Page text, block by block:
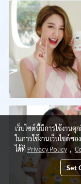
เว็บไซต์นี้มีการใช้งาน
ในการใช้งานเว็บไซต์ข
ได้ที่ Privacy Policy,
Set